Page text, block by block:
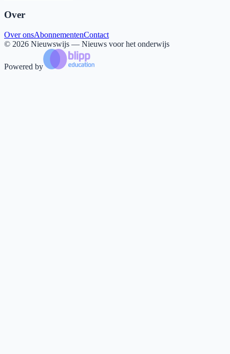
Over
Over onsAbonnementenContact
© 2026 Nieuwswijs — Nieuws voor het onderwijs
Powered by